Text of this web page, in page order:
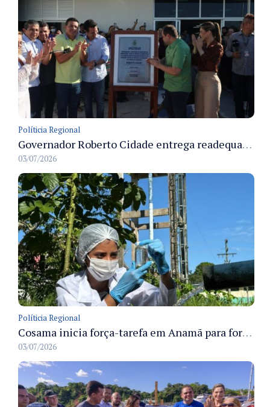
Políticia Regional
Governador Roberto Cidade entrega readequação do ambulatório da FCecon e amplia capacidade de atendimento oncológico em Manaus
03/07/2026
Políticia Regional
Cosama inicia força-tarefa em Anamã para fortalecer abastecimento de água e segurança hídrica da população
03/07/2026